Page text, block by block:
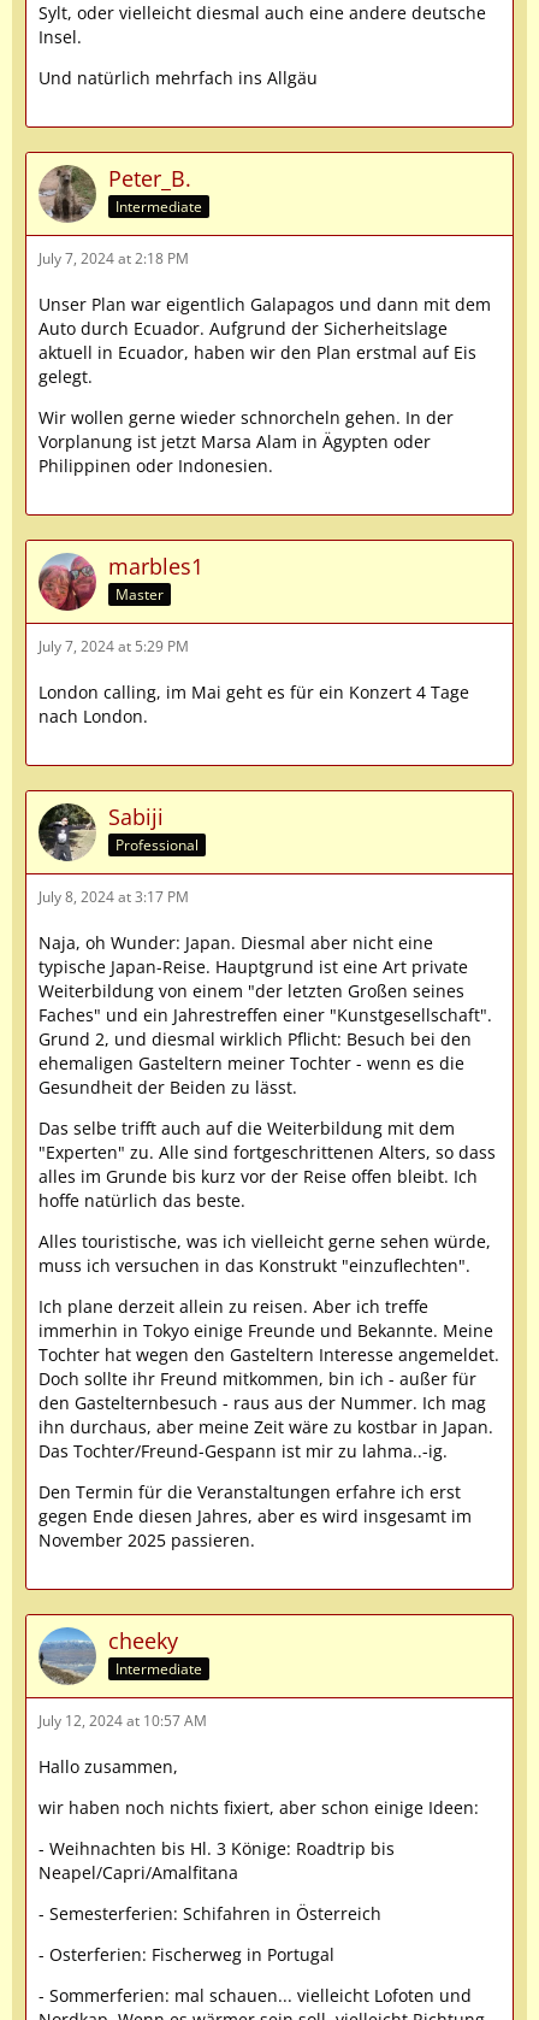
Sylt, oder vielleicht diesmal auch eine andere deutsche
Insel.
Und natürlich mehrfach ins Allgäu
Peter_B.
Intermediate
July 7, 2024 at 2:18 PM
Unser Plan war eigentlich Galapagos und dann mit dem
Auto durch Ecuador. Aufgrund der Sicherheitslage
aktuell in Ecuador, haben wir den Plan erstmal auf Eis
gelegt.
Wir wollen gerne wieder schnorcheln gehen. In der
Vorplanung ist jetzt Marsa Alam in Ägypten oder
Philippinen oder Indonesien.
marbles1
Master
July 7, 2024 at 5:29 PM
London calling, im Mai geht es für ein Konzert 4 Tage
nach London.
Sabiji
Professional
July 8, 2024 at 3:17 PM
Naja, oh Wunder: Japan. Diesmal aber nicht eine
typische Japan-Reise. Hauptgrund ist eine Art private
Weiterbildung von einem "der letzten Großen seines
Faches" und ein Jahrestreffen einer "Kunstgesellschaft".
Grund 2, und diesmal wirklich Pflicht: Besuch bei den
ehemaligen Gasteltern meiner Tochter - wenn es die
Gesundheit der Beiden zu lässt.
Das selbe trifft auch auf die Weiterbildung mit dem
"Experten" zu. Alle sind fortgeschrittenen Alters, so dass
alles im Grunde bis kurz vor der Reise offen bleibt. Ich
hoffe natürlich das beste.
Alles touristische, was ich vielleicht gerne sehen würde,
muss ich versuchen in das Konstrukt "einzuflechten".
Ich plane derzeit allein zu reisen. Aber ich treffe
immerhin in Tokyo einige Freunde und Bekannte. Meine
Tochter hat wegen den Gasteltern Interesse angemeldet.
Doch sollte ihr Freund mitkommen, bin ich - außer für
den Gastelternbesuch - raus aus der Nummer. Ich mag
ihn durchaus, aber meine Zeit wäre zu kostbar in Japan.
Das Tochter/Freund-Gespann ist mir zu lahma..-ig.
Den Termin für die Veranstaltungen erfahre ich erst
gegen Ende diesen Jahres, aber es wird insgesamt im
November 2025 passieren.
cheeky
Intermediate
July 12, 2024 at 10:57 AM
Hallo zusammen,
wir haben noch nichts fixiert, aber schon einige Ideen:
- Weihnachten bis Hl. 3 Könige: Roadtrip bis
Neapel/Capri/Amalfitana
- Semesterferien: Schifahren in Österreich
- Osterferien: Fischerweg in Portugal
- Sommerferien: mal schauen... vielleicht Lofoten und